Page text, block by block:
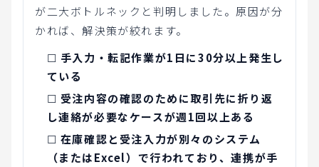
が二大ボトルネックと判明しました。原因が分
かれば、解決策が絞れます。
☐ 手入力・転記作業が1日に30分以上発生し
ている
☐ 受注内容の確認のために取引先に折り返
し連絡が必要なケースが週1回以上ある
☐ 在庫確認と受注入力が別々のシステム
（またはExcel）で行われており、連携が手